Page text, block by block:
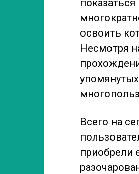
освоить
Несмотря
Всего на
приобрели